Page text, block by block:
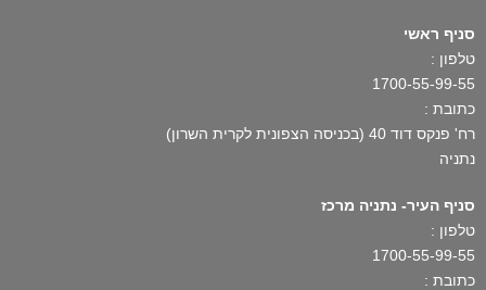
סניף ראשי
טלפון :
1700-55-99-55
כתובת :
רח' פנקס דוד 40 (בכניסה הצפונית לקרית השרון)
נתניה
סניף העיר- נתניה מרכז
טלפון :
1700-55-99-55
כתובת :